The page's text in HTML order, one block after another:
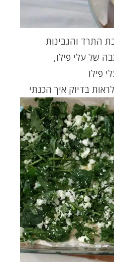
התרד והגבינות
של עלי פילו,
פילו
בדיוק איך הכנתי